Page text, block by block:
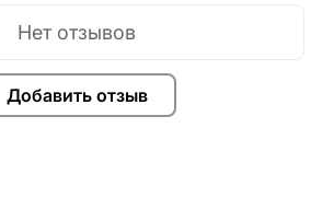
Добавить отзыв
Нет отзывов